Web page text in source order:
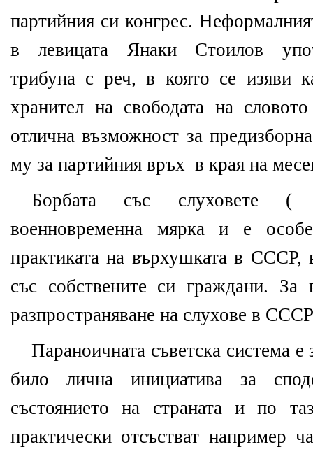
партийния си конгрес.
в левицата Янаки Стоилов
трибуна с реч, в която се изяви
хранител на свободата на
отлична възможност за
му за партийния връх в края на
Борбата със слуховете (
военновременна мярка и е
практиката на върхушката в СССР,
със собствените си граждани. За
разпространяване на слухове в
Параноичната съветска система е
било лична инициатива за
състоянието на страната и по
практически отсъстват например